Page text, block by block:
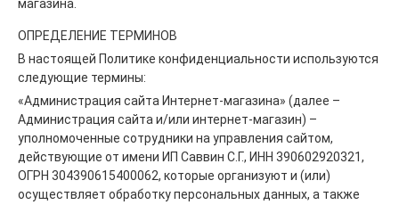
магазина.
ОПРЕДЕЛЕНИЕ ТЕРМИНОВ
В настоящей Политике конфиденциальности используются
следующие термины:
«Администрация сайта Интернет-магазина» (далее –
Администрация сайта и/или интернет-магазин) –
уполномоченные сотрудники на управления сайтом,
действующие от имени ИП Саввин С.Г., ИНН 390602920321,
ОГРН 304390615400062, которые организуют и (или)
осуществляет обработку персональных данных, а также